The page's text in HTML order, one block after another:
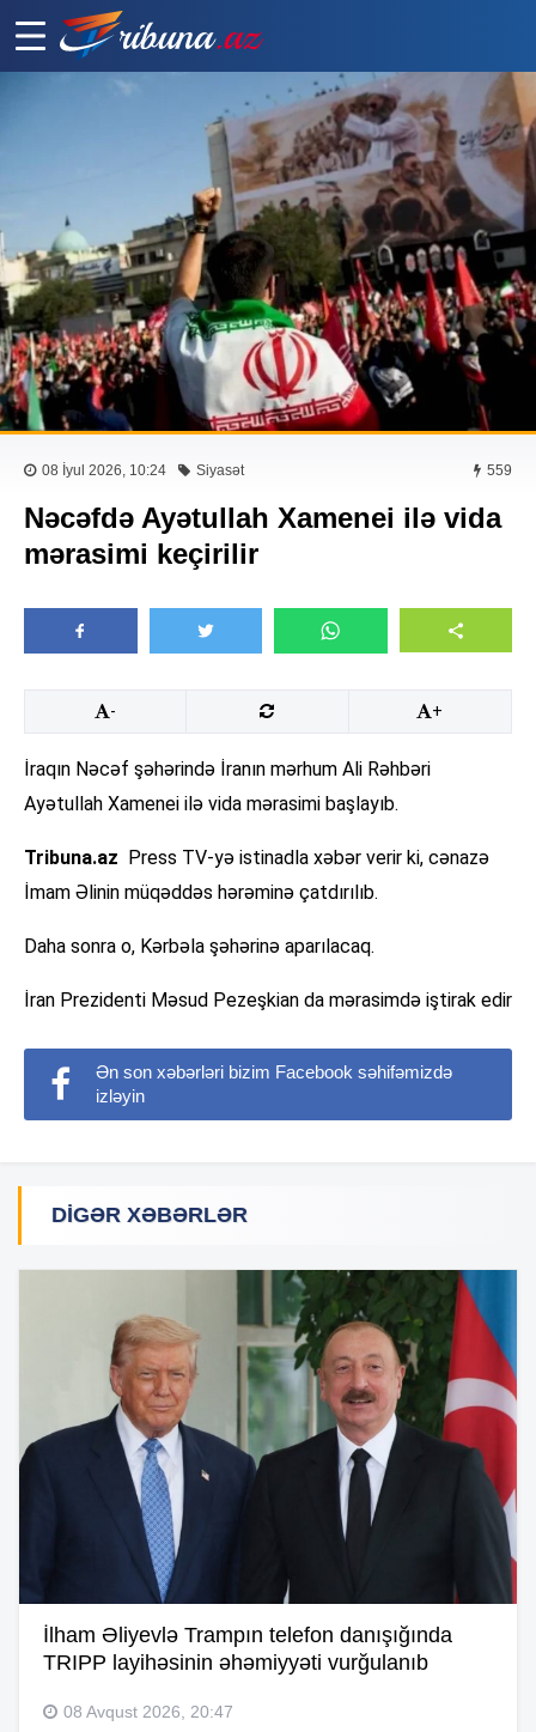
08 İyul 2026, 10:24 Siyasət 559
Nəcəfdə Ayətullah Xamenei ilə vida
mərasimi keçirilir
- +
İraqın Nəcəf şəhərində İranın mərhum Ali Rəhbəri
Ayətullah Xamenei ilə vida mərasimi başlayıb.
Tribuna.az
Press TV-yə istinadla xəbər verir ki, cənazə
İmam Əlinin müqəddəs hərəminə çatdırılıb.
Daha sonra o, Kərbəla şəhərinə aparılacaq.
İran Prezidenti Məsud Pezeşkian da mərasimdə iştirak edir
Ən son xəbərləri bizim Facebook səhifəmizdə
izləyin
DIGƏR XƏBƏRLƏR
İlham Əliyevlə Trampın telefon danışığında
TRIPP layihəsinin əhəmiyyəti vurğulanıb
08 Avqust 2026, 20:47